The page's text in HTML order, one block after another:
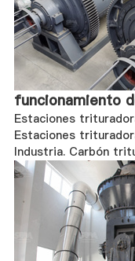
funcionamiento
Estaciones
Estaciones
Industria. Carbón